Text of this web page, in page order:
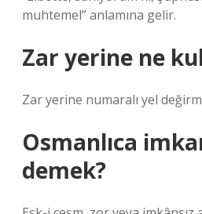
muhtemel” anlamına gelir.
Zar yerine ne
Zar yerine numaralı yel
Osmanlıca
demek?